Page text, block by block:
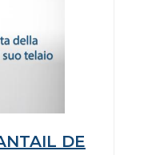
DE